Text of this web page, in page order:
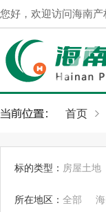
您好，欢迎访问海南产
首页
标的类型： 房屋土地
所在地区： 全部